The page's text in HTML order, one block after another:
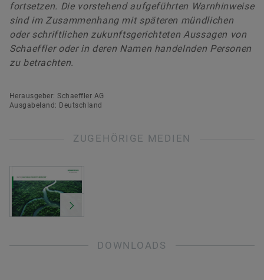
fortsetzen. Die vorstehend aufgeführten Warnhinweise
sind im Zusammenhang mit späteren mündlichen
oder schriftlichen zukunftsgerichteten Aussagen von
Schaeffler oder in deren Namen handelnden Personen
zu betrachten.
Herausgeber: Schaeffler AG
Ausgabeland: Deutschland
ZUGEHÖRIGE MEDIEN
DOWNLOADS